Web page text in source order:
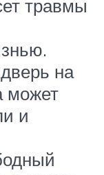
травмы
на
может
и